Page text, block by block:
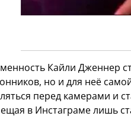
Кайли Дженнер
но и для неё
перед камерами и
в Инстаграме лишь